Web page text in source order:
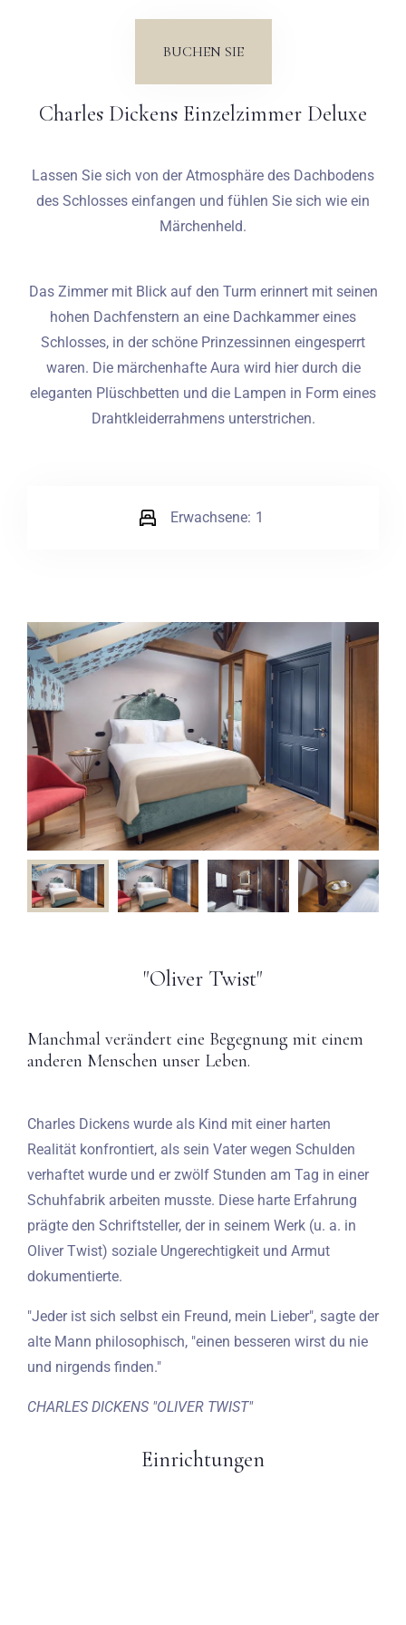
Kontakt
"Oliver Twist"
Manchmal verändert eine Begegnung mit einem
anderen Menschen unser Leben.
Charles Dickens wurde als Kind mit einer harten
Realität konfrontiert, als sein Vater wegen Schulden
verhaftet wurde und er zwölf Stunden am Tag in einer
Schuhfabrik arbeiten musste. Diese harte Erfahrung
prägte den Schriftsteller, der in seinem Werk (u. a. in
Oliver Twist) soziale Ungerechtigkeit und Armut
dokumentierte.
"Jeder ist sich selbst ein Freund, mein Lieber", sagte der
alte Mann philosophisch, "einen besseren wirst du nie
und nirgends finden."
CHARLES DICKENS "OLIVER TWIST"
Einrichtungen
BUCHEN SIE
Charles Dickens Einzelzimmer Deluxe
Lassen Sie sich von der Atmosphäre des Dachbodens
des Schlosses einfangen und fühlen Sie sich wie ein
Märchenheld.
Das Zimmer mit Blick auf den Turm erinnert mit seinen
hohen Dachfenstern an eine Dachkammer eines
Schlosses, in der schöne Prinzessinnen eingesperrt
waren. Die märchenhafte Aura wird hier durch die
eleganten Plüschbetten und die Lampen in Form eines
Drahtkleiderrahmens unterstrichen.
Erwachsene: 1